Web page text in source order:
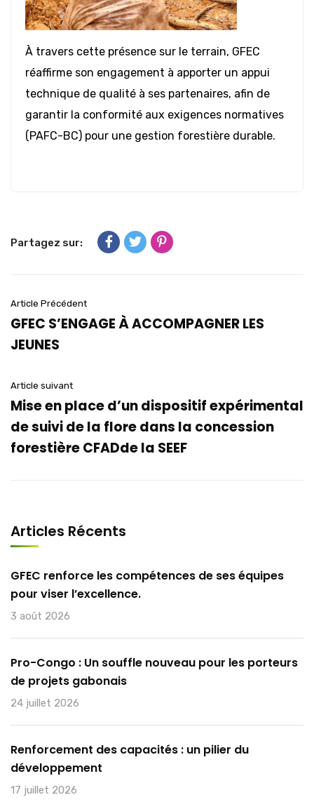
À travers cette présence sur le terrain, GFEC
réaffirme son engagement à apporter un appui
technique de qualité à ses partenaires, afin de
garantir la conformité aux exigences normatives
(PAFC-BC) pour une gestion forestière durable.
Partagez sur:
Article Précédent
GFEC S’ENGAGE À ACCOMPAGNER LES
JEUNES
Article suivant
Mise en place d’un dispositif expérimental
de suivi de la flore dans la concession
forestière CFADde la SEEF
Articles Récents
GFEC renforce les compétences de ses équipes
pour viser l’excellence.
3 août 2026
Pro-Congo : Un souffle nouveau pour les porteurs
de projets gabonais
24 juillet 2026
Renforcement des capacités : un pilier du
développement
17 juillet 2026